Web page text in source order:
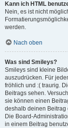
Kann ich HTML
Nein, es ist nicht
werden.
Nach oben
Was sind Smileys?
Smileys sind kleine
auszudrücken. Für
fröhlich und :( traurig.
Beitrags sehen.
sie können einen
deshalb deinen Beitrag
Die Board-
in einem Beitrag